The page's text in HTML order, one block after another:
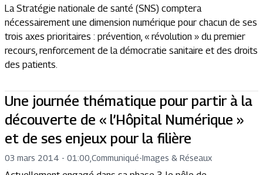
La Stratégie nationale de santé (SNS) comptera
nécessairement une dimension numérique pour chacun de ses
trois axes prioritaires : prévention, « révolution » du premier
recours, renforcement de la démocratie sanitaire et des droits
des patients.
Une journée thématique pour partir à la
découverte de « l’Hôpital Numérique »
et de ses enjeux pour la filière
03 mars 2014 - 01:00 Communiqué-Images & Réseaux